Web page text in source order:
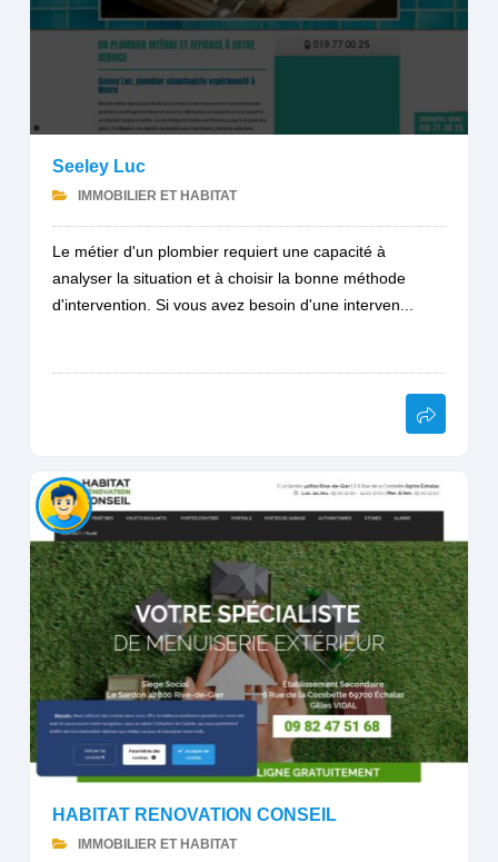
Seeley Luc
IMMOBILIER ET HABITAT
Le métier d'un plombier requiert une capacité à
analyser la situation et à choisir la bonne méthode
d'intervention. Si vous avez besoin d'une interven...
HABITAT RENOVATION CONSEIL
IMMOBILIER ET HABITAT